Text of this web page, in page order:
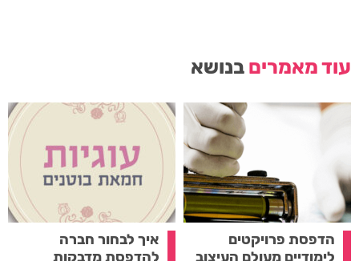
עוד מאמרים בנושא
הדפסת פרויקטים
לימודיים מעולם העיצוב
איך לבחור חברה
להדפסת מדבקות